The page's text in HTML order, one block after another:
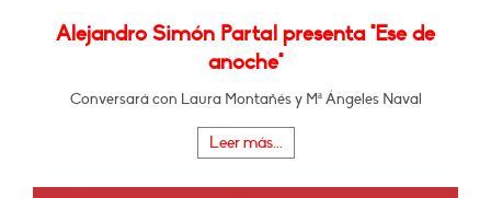
Alejandro Simón Partal presenta "Ese de
anoche"
Conversará con Laura Montañés y Mª Ángeles Naval
Leer más...